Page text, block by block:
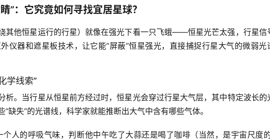
”：它究竟如何寻找宜居星球？
其他恒星运行的行星）就像在强光下看一只飞蛾——恒星光芒太强，行星信
仪器和遮星板技术，让它能“屏蔽”恒星强光，直接捕捉行星大气的微弱光
学线索”
析。当行星从恒星前方经过时，恒星光会穿过行星大气层，其中特定波长的
缺失”的光谱线，科学家就能推断出大气中含有哪些气体。
个人的呼吸气味，判断他中午吃了大蒜还是喝了咖啡（当然，是宇宙尺度